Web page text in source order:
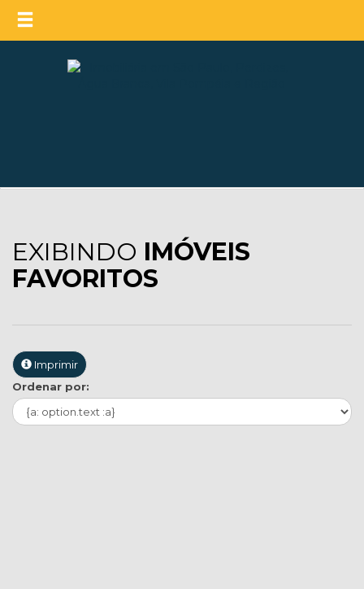
EXIBINDO IMÓVEIS
FAVORITOS
Imprimir
Ordenar por: